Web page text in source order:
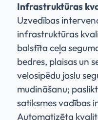
Infrastruktūras
Uzvedības
infrastruktūras
balstīta ceļa
bedres, plaisas un
velosipēdu joslu
mudināšanu;
satiksmes vadības
Automatizēta